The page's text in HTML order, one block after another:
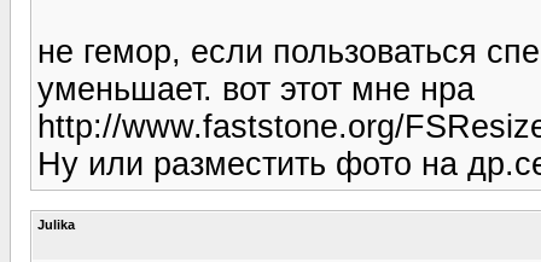
не гемор, если пользоваться
уменьшает. вот этот мне нра
http://www.faststone.org/
Ну или разместить фото на
Julika